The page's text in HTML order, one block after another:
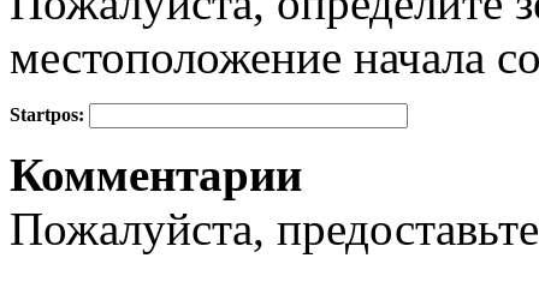
местоположение начала
−
Startpos:
Комментарии
Пожалуйста,